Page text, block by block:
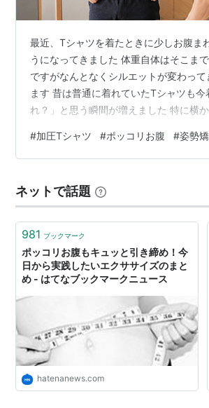
最近、Tシャツを着たときに少しお腹ま
うになってきました 体重自体はそこま
ですがなんとなくシルエットが変わって
ます 昔は普通に着れていたTシャツも今
れ？」と思う瞬間が増えました 特に横
過ぎると体型や姿勢って少しずつ変わっ
す デスクワーク中心の生活だと気づけ
か以前よりお腹まわりが前に出やすく
ます もちろん運動は大事なんですがま
意識することから始めた方がいいのかも…
#加圧Tシャツ #ポッコリお腹 #姿勢
ネットで話題
981 ブックマーク
ポッコリお腹もキュッと引き締め！今
日から実践したいエクササイズのまと
め - はてなブックマークニュース
hatenanews.com